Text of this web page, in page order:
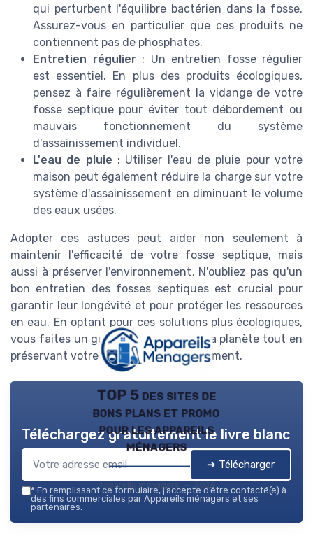
qui perturbent l'équilibre bactérien dans la fosse.
Assurez-vous en particulier que ces produits ne
contiennent pas de phosphates.
Entretien régulier: Un entretien fosse régulier
est essentiel. En plus des produits écologiques,
pensez à faire régulièrement la vidange de votre
fosse septique pour éviter tout débordement ou
mauvais fonctionnement du système
d'assainissement individuel.
L'eau de pluie : Utiliser l'eau de pluie pour votre
maison peut également réduire la charge sur votre
système d'assainissement en diminuant le volume
des eaux usées.
Adopter ces astuces peut aider non seulement à
maintenir l'efficacité de votre fosse septique, mais
aussi à préserver l'environnement. N'oubliez pas qu'un
bon entretien des fosses septiques est crucial pour
garantir leur longévité et pour protéger les ressources
en eau. En optant pour ces solutions plus écologiques,
vous faites un geste important pour la planète tout en
préservant votre système d'assainissement.
TOP 5 des sites de
bons plans et promo
pour les appareils
ménagers
Appareils ménagers — 2026
Téléchargez gratuitement le livre blanc
➔ Télécharger
* En remplissant ce formulaire, j’accepte d’être contacté(e) à
des fins commerciales par Appareils ménagers et ses
partenaires.